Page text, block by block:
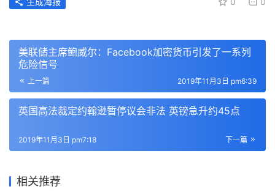
美联储主席鲍威尔：Facebook加密货币引发了一系列
危险信号
上一篇 2019年11月3日 pm6:39
英国高法裁定约翰逊暂停议会非法 英镑急升约45点
下一篇
2019年11月3日 pm7:18
相关推荐